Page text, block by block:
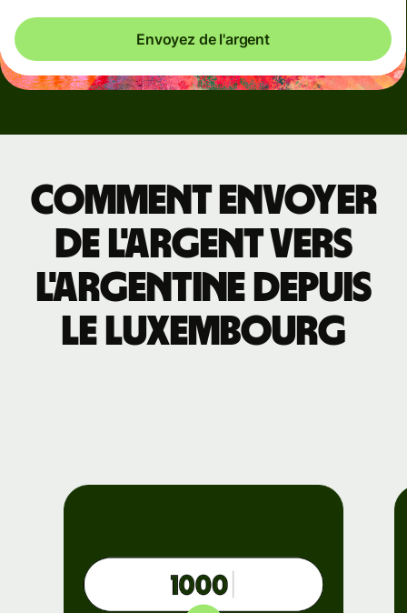
Envoyez de l'argent
Comment envoyer
de l'argent vers
l'Argentine depuis
le Luxembourg